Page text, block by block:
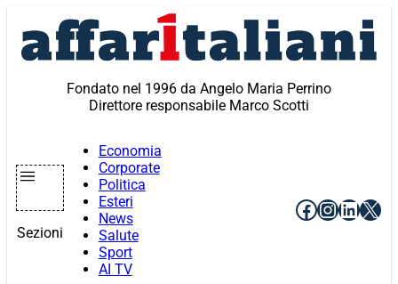
contenuto
Fondato nel 1996 da Angelo Maria Perrino
Direttore responsabile Marco Scotti
Sezioni
Economia
Corporate
Politica
Esteri
News
Salute
Sport
AI TV
Facebook
X